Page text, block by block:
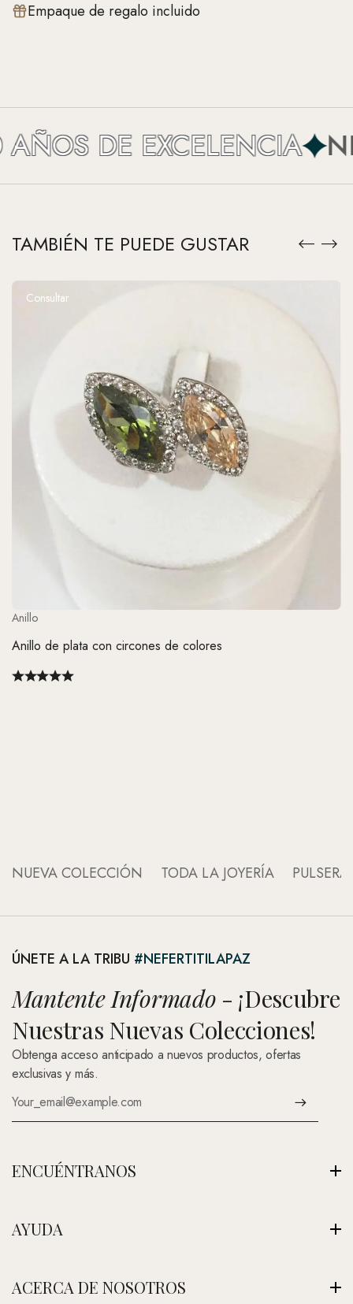
Empaque de regalo incluido
DE EXCELENCIA
TAMBIÉN TE PUEDE GUSTAR
Consultar
Anillo
Anillo de plata con circones de colores
NUEVA COLECCIÓN TODA LA JOYERÍA
ÚNETE A LA TRIBU #NEFERTITILAPAZ
Mantente Informado - ¡Descubre
Nuestras Nuevas Colecciones!
Obtenga acceso anticipado a nuevos productos, ofertas
exclusivas y más.
ENCUÉNTRANOS
Ver Nuestra Tienda
contacto@nefertitijoyas.com
AYUDA
Política de Privacidad
ACERCA DE NOSOTROS